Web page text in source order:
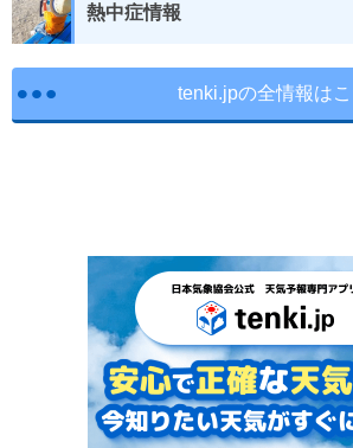
熱中症情報
tenki.jpの全情報は